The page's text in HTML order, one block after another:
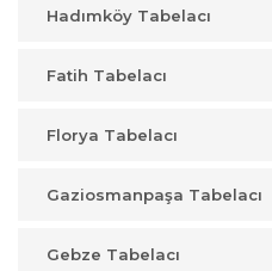
Hadımköy Tabelacı
Fatih Tabelacı
Florya Tabelacı
Gaziosmanpaşa Tabelacı
Gebze Tabelacı